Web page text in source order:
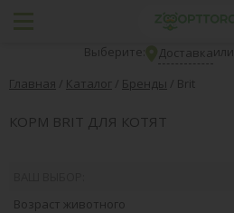
Выберите: Доставкаили
Главная / Каталог / Бренды / Brit
КОРМ BRIT ДЛЯ КОТЯТ
Возраст животного